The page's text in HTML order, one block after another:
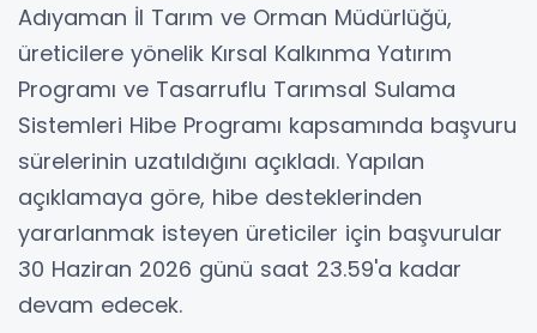
Adıyaman İl Tarım ve Orman Müdürlüğü,
üreticilere yönelik Kırsal Kalkınma Yatırım
Programı ve Tasarruflu Tarımsal Sulama
Sistemleri Hibe Programı kapsamında başvuru
sürelerinin uzatıldığını açıkladı. Yapılan
açıklamaya göre, hibe desteklerinden
yararlanmak isteyen üreticiler için başvurular
30 Haziran 2026 günü saat 23.59'a kadar
devam edecek.